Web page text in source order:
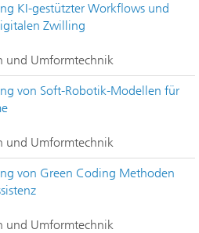
KI-gestützter Workflows und
Zwilling
und Umformtechnik
von Soft-Robotik-Modellen für
und Umformtechnik
von Green Coding Methoden
und Umformtechnik